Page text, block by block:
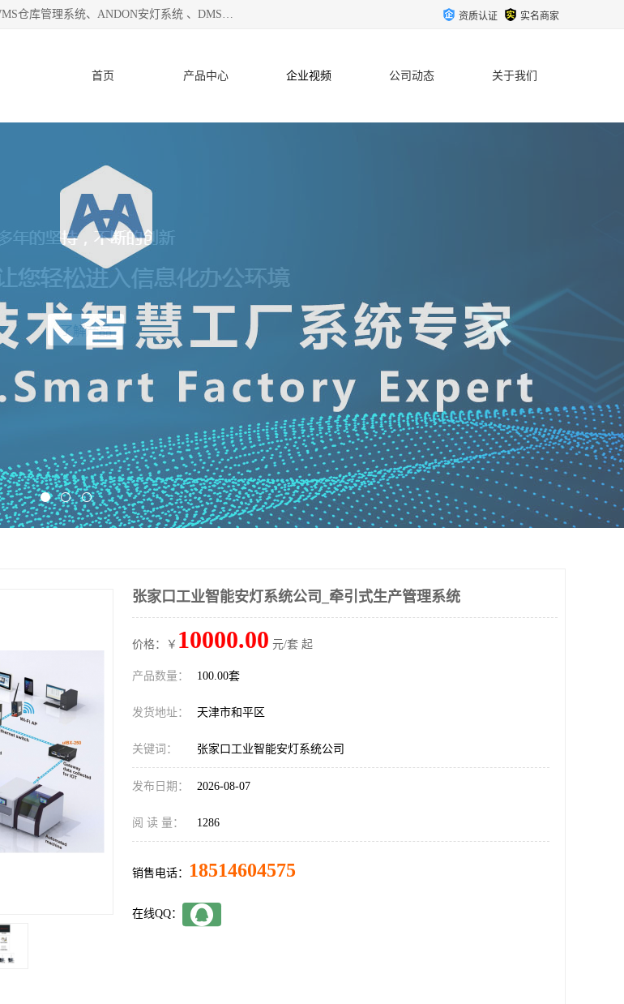
天津迈讯科智能技术有限公司主要从事：MES制造执行系统、锐益生产云工单、WMS仓库管理系统、ANDON安灯系统 、DMS设备管理系统、电气设备健康监测系统、工厂可视化管理、数字化车间；公司是一家专注于企业及制造业信息化、智能化的信息系统集成解决方案提供商的高新技术企业。为企业提供全套的软硬件信息系统集成及安装部署服务。 资质认证 实名商家
首页 产品中心 企业视频 公司动态 关于我们
张家口工业智能安灯系统公司_牵引式生产管理系统
价格：￥ 10000.00 元/套 起
产品数量： 100.00套
发货地址： 天津市和平区
关键词： 张家口工业智能安灯系统公司
发布日期： 2026-08-07
阅 读 量： 1286
销售电话： 18514604575
在线QQ：